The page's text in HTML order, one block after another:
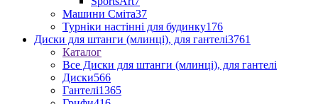
Машини Сміта37
Турніки настінні для будинку176
Диски для штанги (млинці), для гантелі3761
Каталог
Все Диски для штанги (млинці), для гантелі
Диски566
Гантелі1365